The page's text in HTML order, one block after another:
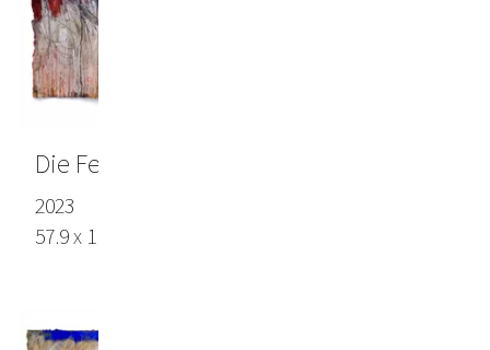
Die Ferne sucht mich auf
2023
57.9 x 110.6 in (147 x 281 cm), Lokta paper